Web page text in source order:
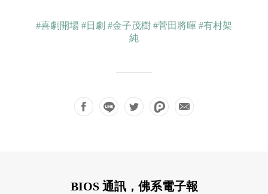
#喜劇開場 #日劇 #金子茂樹 #菅田將暉 #有村架
純
BIOS 通訊，佛系電子報